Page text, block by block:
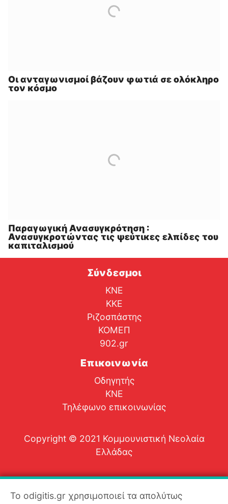
Οι ανταγωνισμοί βάζουν φωτιά σε ολόκληρο
τον κόσμο
Παραγωγική Ανασυγκρότηση :
Ανασυγκροτώντας τις ψεύτικες ελπίδες του
καπιταλισμού
Σύνδεσμοι
ΚΝΕ
ΚΚΕ
Ριζοσπάστης
ΚΟΜΕΠ
902.gr
Επικοινωνία
Οδηγητής
ΚΝΕ
Τηλέφωνο επικοινωνίας
Copyright © 2021 Κομμουνιστική Νεολαία
Ελλάδας
Το odigitis.gr χρησιμοποιεί τα απολύτως